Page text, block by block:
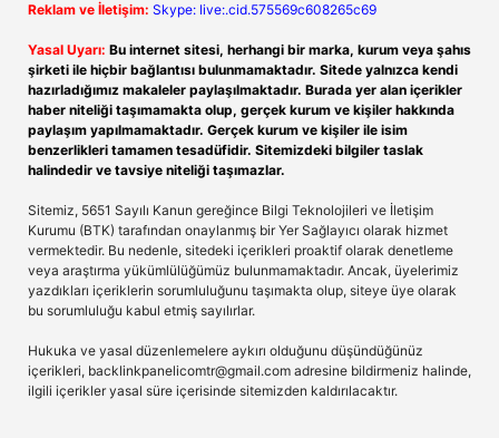
Reklam ve İletişim: Skype: live:.cid.575569c608265c69
Yasal Uyarı: Bu internet sitesi, herhangi bir marka, kurum veya şahıs
şirketi ile hiçbir bağlantısı bulunmamaktadır. Sitede yalnızca kendi
hazırladığımız makaleler paylaşılmaktadır. Burada yer alan içerikler
haber niteliği taşımamakta olup, gerçek kurum ve kişiler hakkında
paylaşım yapılmamaktadır. Gerçek kurum ve kişiler ile isim
benzerlikleri tamamen tesadüfidir. Sitemizdeki bilgiler taslak
halindedir ve tavsiye niteliği taşımazlar.
Sitemiz, 5651 Sayılı Kanun gereğince Bilgi Teknolojileri ve İletişim
Kurumu (BTK) tarafından onaylanmış bir Yer Sağlayıcı olarak hizmet
vermektedir. Bu nedenle, sitedeki içerikleri proaktif olarak denetleme
veya araştırma yükümlülüğümüz bulunmamaktadır. Ancak, üyelerimiz
yazdıkları içeriklerin sorumluluğunu taşımakta olup, siteye üye olarak
bu sorumluluğu kabul etmiş sayılırlar.
Hukuka ve yasal düzenlemelere aykırı olduğunu düşündüğünüz
içerikleri, backlinkpanelicomtr@gmail.com adresine bildirmeniz halinde,
ilgili içerikler yasal süre içerisinde sitemizden kaldırılacaktır.